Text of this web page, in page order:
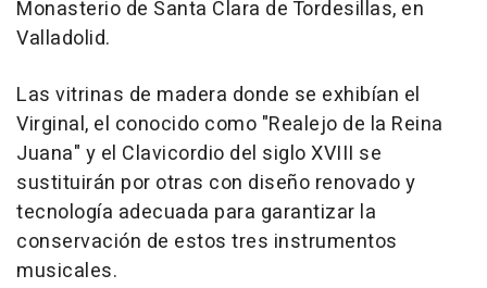
Monasterio de Santa Clara de Tordesillas, en
Valladolid.
Las vitrinas de madera donde se exhibían el
Virginal, el conocido como "Realejo de la Reina
Juana" y el Clavicordio del siglo XVIII se
sustituirán por otras con diseño renovado y
tecnología adecuada para garantizar la
conservación de estos tres instrumentos
musicales.